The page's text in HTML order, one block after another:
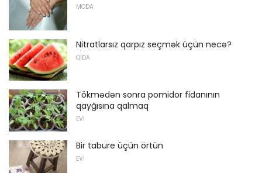
MODA
Nitratlarsız qarpız seçmək üçün necə?
QIDA
Tökmədən sonra pomidor fidanının
qayğısına qalmaq
EVI
Bir tabure üçün örtün
EVI